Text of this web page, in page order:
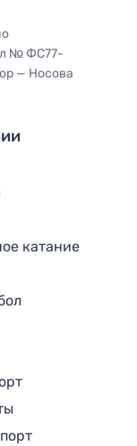
№ ФС77-
— Носова
катание